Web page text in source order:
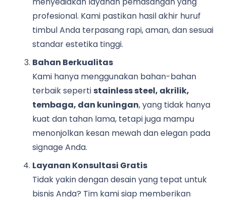
profesional. Kami pastikan hasil akhir huruf
timbul Anda terpasang rapi, aman, dan sesuai
standar estetika tinggi.
Bahan Berkualitas
Kami hanya menggunakan bahan-bahan
terbaik seperti stainless steel, akrilik,
tembaga, dan kuningan, yang tidak hanya
kuat dan tahan lama, tetapi juga mampu
menonjolkan kesan mewah dan elegan pada
signage Anda.
Layanan Konsultasi Gratis
Tidak yakin dengan desain yang tepat untuk
bisnis Anda? Tim kami siap memberikan